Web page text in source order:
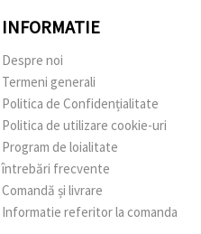
INFORMATIE
Despre noi
Termeni generali
Politica de Confidențialitate
Politica de utilizare cookie-uri
Program de loialitate
întrebări frecvente
Comandă și livrare
Informatie referitor la comanda